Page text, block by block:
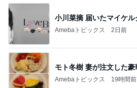
小川菜摘 届いたマイケル
Amebaトピックス 2日前
モト冬樹 妻が注文した豪
Amebaトピックス 19時間前